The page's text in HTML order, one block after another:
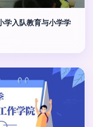
学入队教育与小学学